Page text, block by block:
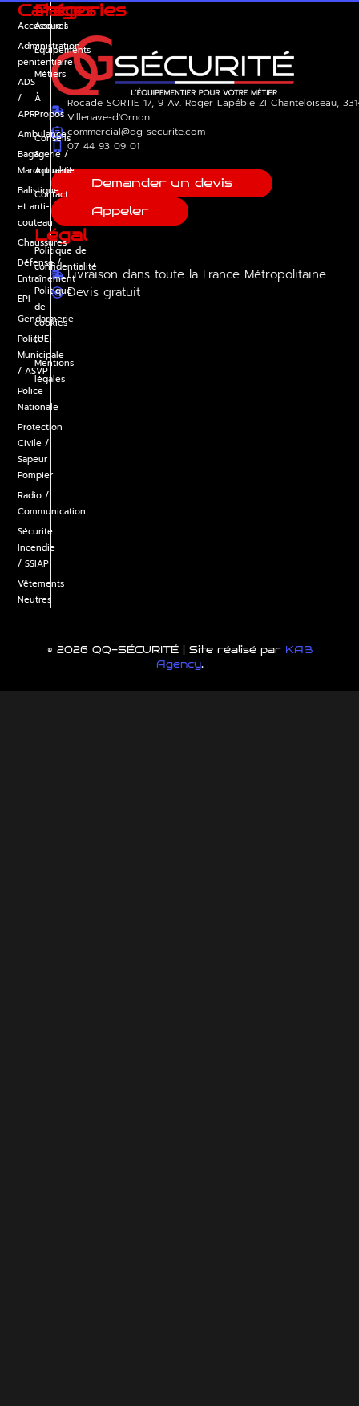
Pages
Accueil
Équipements
Métiers
À
Propos
Conseils
&
Actualité
Contact
Légal
Politique de
confidentialité
Politique
de
cookies
(UE)
Mentions
légales
Catégories
Accessoires
Administration
pénitentiaire
ADS
/
APR
Ambulance
Bagagerie /
Maroquinerie
Balistique
et anti-
couteau
Chaussures
Défense /
Entraînement
EPI
Gendarmerie
Police
Municipale
/ ASVP
Police
Nationale
Protection
Civile /
Sapeur
Pompier
Radio /
Communication
Sécurité
Incendie
/ SSIAP
Vêtements
Neutres
Rocade SORTIE 17, 9 Av. Roger Lapébie ZI Chanteloiseau,
Villenave-d'Ornon
commercial@qg-securite.com
07 44 93 09 01
Demander un devis
Appeler
Livraison dans toute la France Métropolitaine
Devis gratuit
© 2026 QQ-SÉCURITÉ | Site réalisé par KAB
Agency.